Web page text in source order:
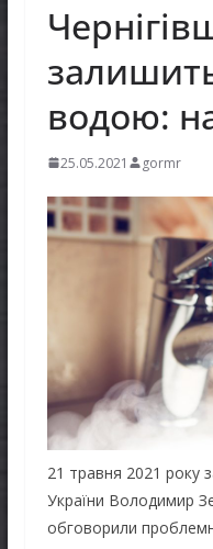
водою:
25.05.2021 gormr
21 травня 2021 року
України Володимир
обговорили